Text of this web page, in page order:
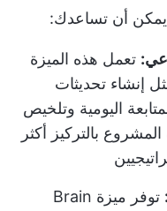
يمكن أن تساعدك:
تعمل هذه الميزة
إنشاء تحديثات
اليومية وتلخيص
بالتركيز أكثر
توفر ميزة Brain